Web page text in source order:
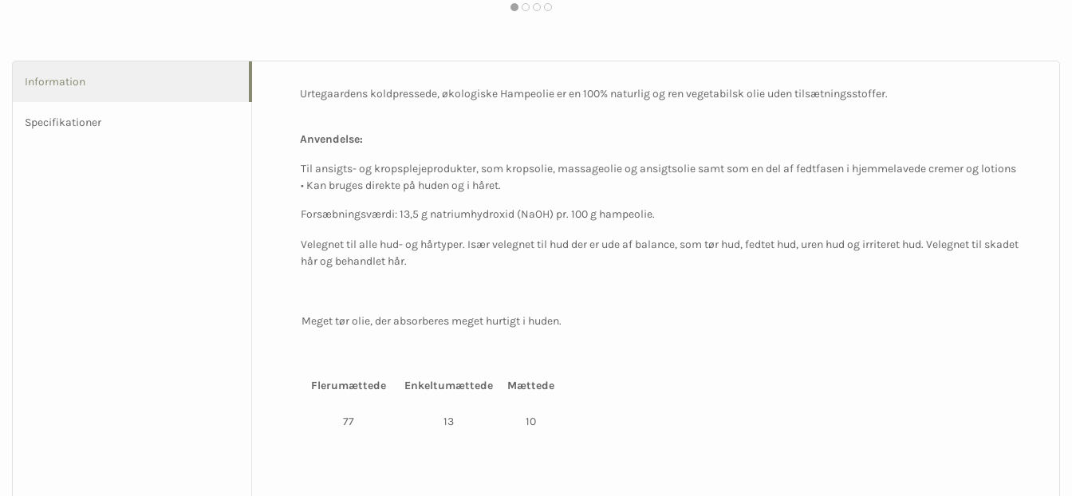
Information
Specifikationer
Urtegaardens koldpressede, økologiske Hampeolie er en 100% naturlig og ren vegetabilsk olie uden tilsætningsstoffer.
Anvendelse:
Til ansigts- og kropsplejeprodukter, som kropsolie, massageolie og ansigtsolie samt som en del af fedtfasen i hjemmelavede cremer og lotions
• Kan bruges direkte på huden og i håret.
Forsæbningsværdi: 13,5 g natriumhydroxid (NaOH) pr. 100 g hampeolie.
Velegnet til alle hud- og hårtyper. Især velegnet til hud der er ude af balance, som tør hud, fedtet hud, uren hud og irriteret hud. Velegnet til skadet
hår og behandlet hår.
Meget tør olie, der absorberes meget hurtigt i huden.
Flerumættede Enkeltumættede Mættede
77 13 10